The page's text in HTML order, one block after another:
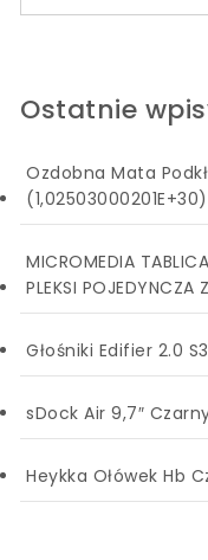
Ostatnie
Ozdobna Mata
(1,02503000201E+30)
MICROMEDIA
PLEKSI
Głośniki Edifier 2.0
sDock Air 9,7″
Heykka Ołówek Hb